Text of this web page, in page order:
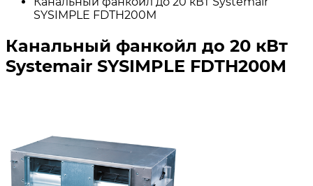
SYSIMPLE FDTH200M
Канальный фанкойл до 20 кВт
Systemair SYSIMPLE FDTH200M